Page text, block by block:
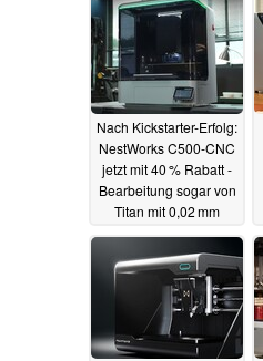
Nach Kickstarter-Erfolg:
NestWorks C500-CNC
jetzt mit 40 % Rabatt -
Bearbeitung sogar von
Titan mit 0,02 mm
Genauigkeit22.12.2025